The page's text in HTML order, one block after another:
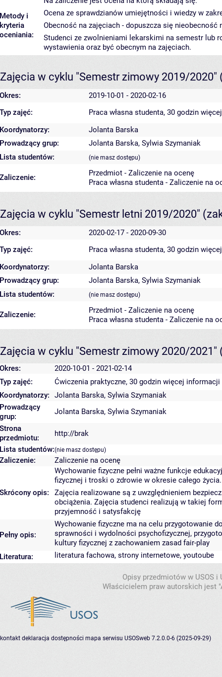
Metody i
kryteria
oceniania:
Ocena ze sprawdzianów umiejętności i wiedzy w
Obecność na zajęciach - dopuszcza się
Studenci ze zwolnieniami lekarskimi na semestr lub
wystawienia oraz być obecnym na zajęciach.
Zajęcia w cyklu "Semestr zimowy 2019/2020"
Okres:
2019-10-01 - 2020-02-16
Typ zajęć:
Praca własna studenta, 30 godzin
Koordynatorzy:
Jolanta Barska
Prowadzący grup:
Jolanta Barska, Sylwia Szymaniak
Lista studentów:
(nie masz dostępu)
Zaliczenie:
Przedmiot - Zaliczenie na ocenę
Praca własna studenta - Zaliczenie na
Zajęcia w cyklu "Semestr letni 2019/2020"
Okres:
2020-02-17 - 2020-09-30
Typ zajęć:
Praca własna studenta, 30 godzin
Koordynatorzy:
Jolanta Barska
Prowadzący grup:
Jolanta Barska, Sylwia Szymaniak
Lista studentów:
(nie masz dostępu)
Zaliczenie:
Przedmiot - Zaliczenie na ocenę
Praca własna studenta - Zaliczenie na
Zajęcia w cyklu "Semestr zimowy 2020/2021"
Okres:
2020-10-01 - 2021-02-14
Typ zajęć:
Ćwiczenia praktyczne, 30 godzin więcej informacji
Koordynatorzy:
Jolanta Barska, Sylwia Szymaniak
Prowadzący
grup:
Jolanta Barska, Sylwia Szymaniak
Strona
przedmiotu:
http://brak
Lista studentów:(nie masz dostępu)
Zaliczenie: Zaliczenie na ocenę
Skrócony opis:
Wychowanie fizyczne pełni ważne funkcje
fizycznej i troski o zdrowie w okresie całego życia.
Zajęcia realizowane są z uwzględnieniem
obciążenia. Zajęcia studenci realizują w takiej
przyjemność i satysfakcję
Pełny opis:
Wychowanie fizyczne ma na celu przygotowanie
sprawności i wydolności psychofizycznej,
kultury fizycznej z zachowaniem zasad fair-play
Literatura:
literatura fachowa, strony internetowe, youtoube
Opisy przedmiotów w USOS
Właścicielem praw autorskich jest
kontakt deklaracja dostępności mapa serwisu USOSweb 7.2.0.0-6 (2025-09-29)